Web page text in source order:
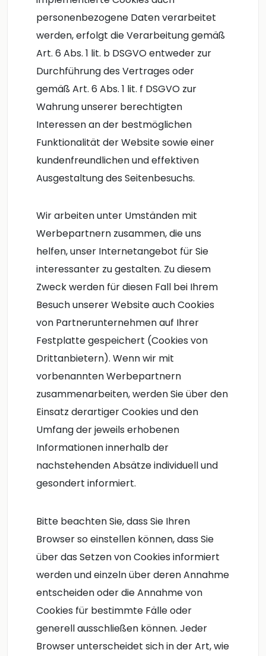
personenbezogene Daten verarbeitet
werden, erfolgt die Verarbeitung gemäß
Art. 6 Abs. 1 lit. b DSGVO entweder zur
Durchführung des Vertrages oder
gemäß Art. 6 Abs. 1 lit. f DSGVO zur
Wahrung unserer berechtigten
Interessen an der bestmöglichen
Funktionalität der Website sowie einer
kundenfreundlichen und effektiven
Ausgestaltung des Seitenbesuchs.
Wir arbeiten unter Umständen mit
Werbepartnern zusammen, die uns
helfen, unser Internetangebot für Sie
interessanter zu gestalten. Zu diesem
Zweck werden für diesen Fall bei Ihrem
Besuch unserer Website auch Cookies
von Partnerunternehmen auf Ihrer
Festplatte gespeichert (Cookies von
Drittanbietern). Wenn wir mit
vorbenannten Werbepartnern
zusammenarbeiten, werden Sie über den
Einsatz derartiger Cookies und den
Umfang der jeweils erhobenen
Informationen innerhalb der
nachstehenden Absätze individuell und
gesondert informiert.
Bitte beachten Sie, dass Sie Ihren
Browser so einstellen können, dass Sie
über das Setzen von Cookies informiert
werden und einzeln über deren Annahme
entscheiden oder die Annahme von
Cookies für bestimmte Fälle oder
generell ausschließen können. Jeder
Browser unterscheidet sich in der Art, wie